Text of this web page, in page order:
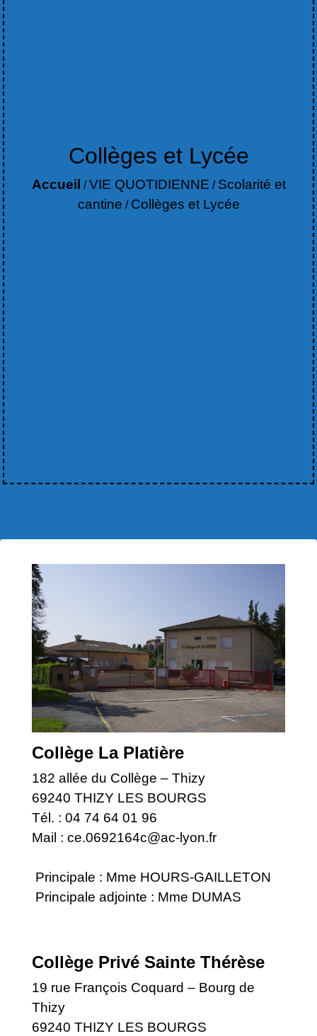
Collèges et Lycée
Accueil / VIE QUOTIDIENNE / Scolarité et
cantine / Collèges et Lycée
Collège La Platière
182 allée du Collège – Thizy
69240 THIZY LES BOURGS
Tél. : 04 74 64 01 96
Mail : ce.0692164c@ac-lyon.fr
Principale : Mme HOURS-GAILLETON
Principale adjointe : Mme DUMAS
Collège Privé Sainte Thérèse
19 rue François Coquard – Bourg de
Thizy
69240 THIZY LES BOURGS